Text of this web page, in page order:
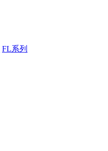
FL系列